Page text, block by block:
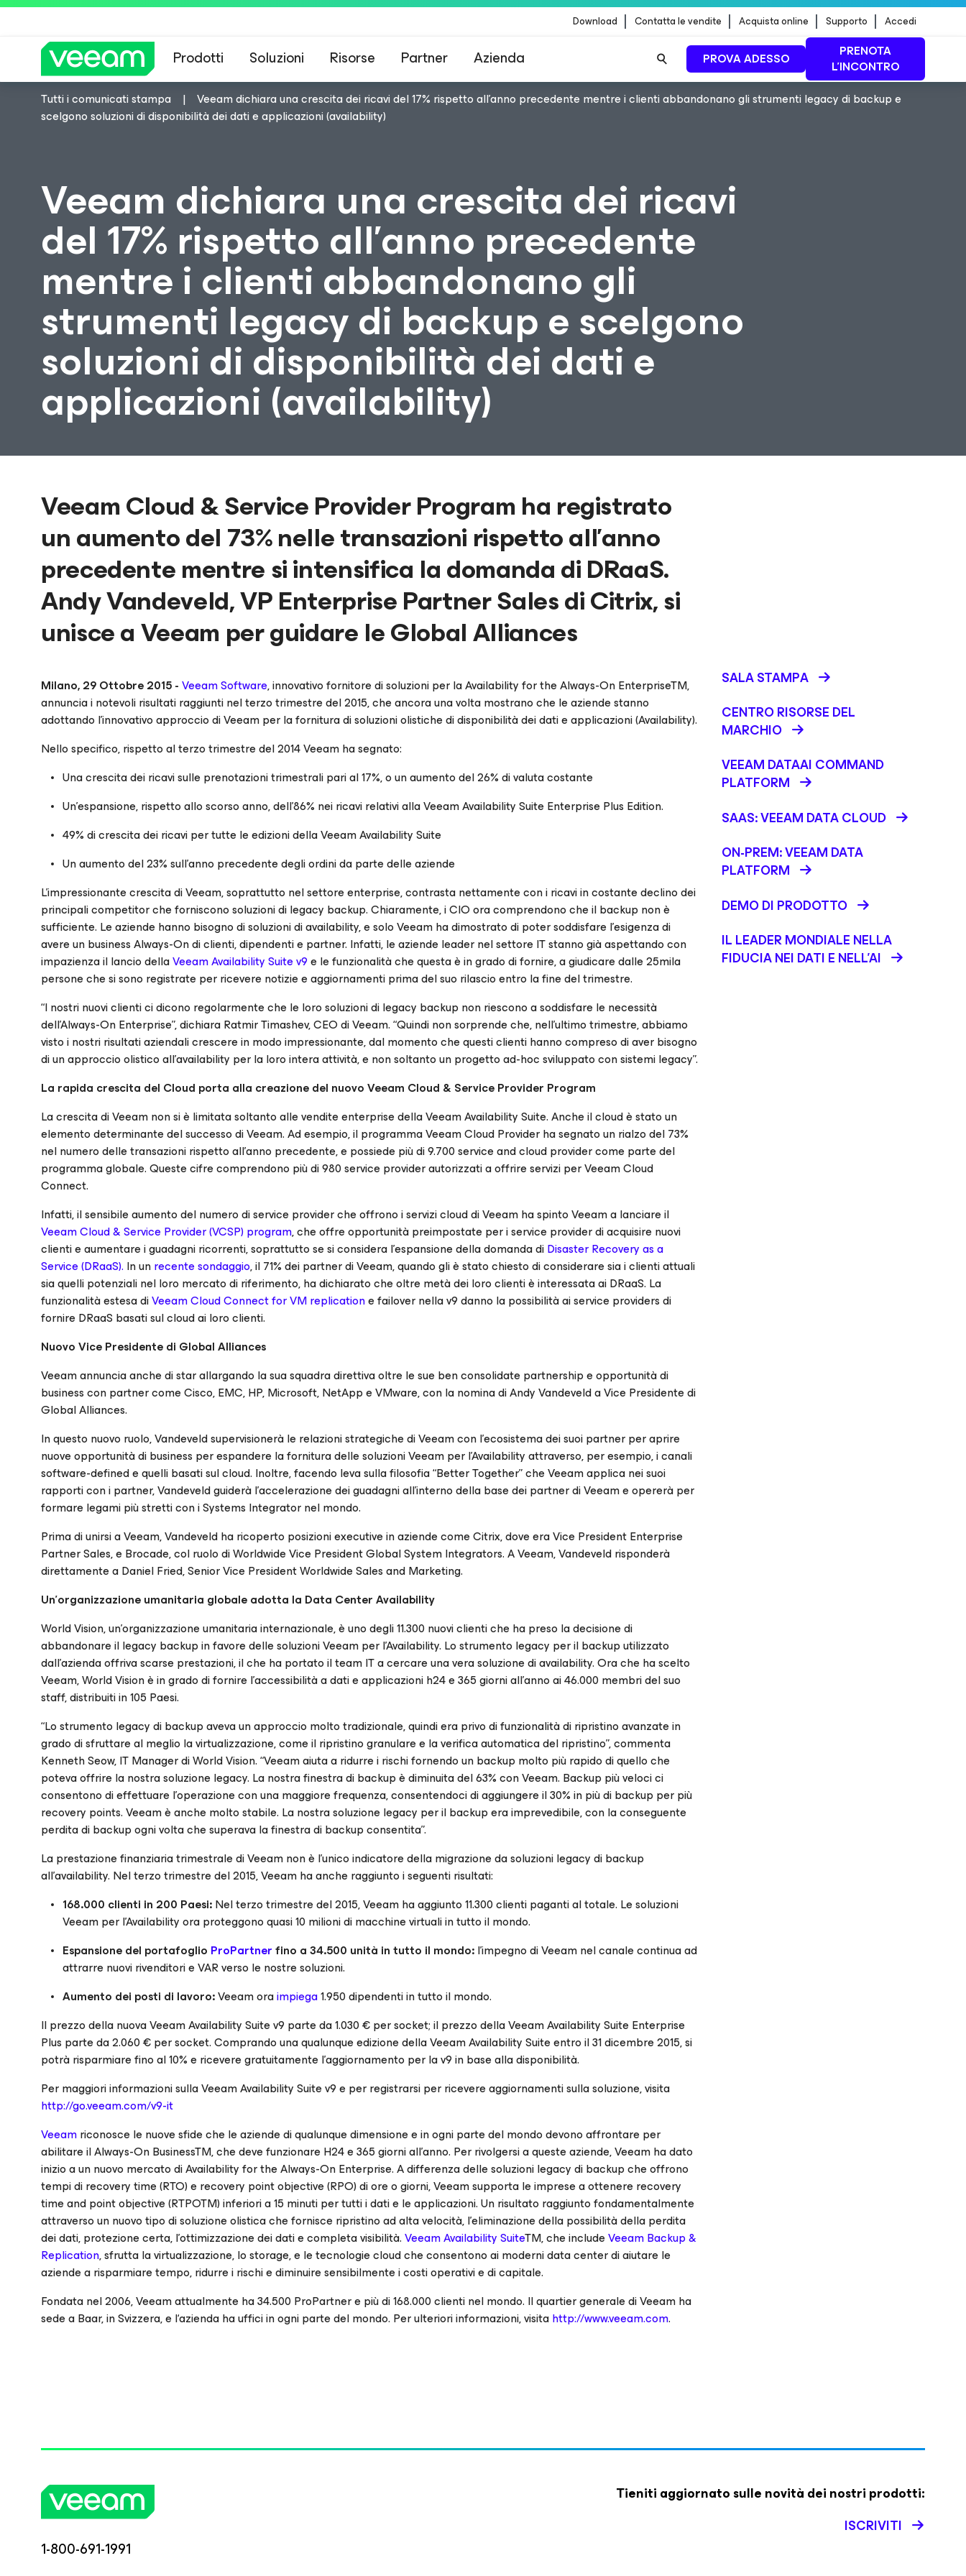
Download Contatta le vendite Acquista online Supporto Accedi
Prodotti Soluzioni Risorse Partner Azienda PROVA ADESSO
PRENOTA
L'INCONTRO
Linee guida di Veeam per i clienti interessati dall'aggiornamento dei
Tutti i comunicati stampa
Veeam dichiara una crescita dei ricavi del 17% rispetto all’anno precedente mentre i clienti abbandonano gli strumenti legacy di backup e
scelgono soluzioni di disponibilità dei dati e applicazioni (availability)
Veeam dichiara una crescita dei ricavi
del 17% rispetto all’anno precedente
mentre i clienti abbandonano gli
strumenti legacy di backup e scelgono
soluzioni di disponibilità dei dati e
applicazioni (availability)
Veeam Cloud & Service Provider Program ha registrato
un aumento del 73% nelle transazioni rispetto all’anno
precedente mentre si intensifica la domanda di DRaaS.
Andy Vandeveld, VP Enterprise Partner Sales di Citrix, si
unisce a Veeam per guidare le Global Alliances
Milano, 29 Ottobre 2015 -Veeam Software, innovativo fornitore di soluzioni per la Availability for the Always-On EnterpriseTM,
annuncia i notevoli risultati raggiunti nel terzo trimestre del 2015, che ancora una volta mostrano che le aziende stanno
adottando l’innovativo approccio di Veeam per la fornitura di soluzioni olistiche di disponibilità dei dati e applicazioni (Availability).
Nello specifico, rispetto al terzo trimestre del 2014 Veeam ha segnato:
Una crescita dei ricavi sulle prenotazioni trimestrali pari al 17%, o un aumento del 26% di valuta costante
Un’espansione, rispetto allo scorso anno, dell’86% nei ricavi relativi alla Veeam Availability Suite Enterprise Plus Edition.
49% di crescita dei ricavi per tutte le edizioni della Veeam Availability Suite
Un aumento del 23% sull’anno precedente degli ordini da parte delle aziende
L’impressionante crescita di Veeam, soprattutto nel settore enterprise, contrasta nettamente con i ricavi in costante declino dei
principali competitor che forniscono soluzioni di legacy backup. Chiaramente, i CIO ora comprendono che il backup non è
sufficiente. Le aziende hanno bisogno di soluzioni di availability, e solo Veeam ha dimostrato di poter soddisfare l’esigenza di
avere un business Always-On di clienti, dipendenti e partner. Infatti, le aziende leader nel settore IT stanno già aspettando con
impazienza il lancio dellaVeeam Availability Suite v9e le funzionalità che questa è in grado di fornire, a giudicare dalle 25mila
persone che si sono registrate per ricevere notizie e aggiornamenti prima del suo rilascio entro la fine del trimestre.
“I nostri nuovi clienti ci dicono regolarmente che le loro soluzioni di legacy backup non riescono a soddisfare le necessità
dell’Always-On Enterprise”, dichiara Ratmir Timashev, CEO di Veeam. “Quindi non sorprende che, nell’ultimo trimestre, abbiamo
visto i nostri risultati aziendali crescere in modo impressionante, dal momento che questi clienti hanno compreso di aver bisogno
di un approccio olistico all’availability per la loro intera attività, e non soltanto un progetto ad-hoc sviluppato con sistemi legacy”.
La rapida crescita del Cloud porta alla creazione del nuovo Veeam Cloud & Service Provider Program
La crescita di Veeam non si è limitata soltanto alle vendite enterprise della Veeam Availability Suite. Anche il cloud è stato un
elemento determinante del successo di Veeam. Ad esempio, il programma Veeam Cloud Provider ha segnato un rialzo del 73%
nel numero delle transazioni rispetto all’anno precedente, e possiede più di 9.700 service and cloud provider come parte del
programma globale. Queste cifre comprendono più di 980 service provider autorizzati a offrire servizi per Veeam Cloud
Connect.
Infatti, il sensibile aumento del numero di service provider che offrono i servizi cloud di Veeam ha spinto Veeam a lanciare il
Veeam Cloud & Service Provider (VCSP) program, che offre opportunità preimpostate per i service provider di acquisire nuovi
clienti e aumentare i guadagni ricorrenti, soprattutto se si considera l’espansione della domanda diDisaster Recovery as a
Service (DRaaS). In unrecente sondaggio, il 71% dei partner di Veeam, quando gli è stato chiesto di considerare sia i clienti attuali
sia quelli potenziali nel loro mercato di riferimento, ha dichiarato che oltre metà dei loro clienti è interessata ai DRaaS. La
funzionalità estesa diVeeam Cloud Connect for VM replicatione failover nella v9 danno la possibilità ai service providers di
fornire DRaaS basati sul cloud ai loro clienti.
Nuovo Vice Presidente di Global Alliances
Veeam annuncia anche di star allargando la sua squadra direttiva oltre le sue ben consolidate partnership e opportunità di
business con partner come Cisco, EMC, HP, Microsoft, NetApp e VMware, con la nomina di Andy Vandeveld a Vice Presidente di
Global Alliances.
In questo nuovo ruolo, Vandeveld supervisionerà le relazioni strategiche di Veeam con l’ecosistema dei suoi partner per aprire
nuove opportunità di business per espandere la fornitura delle soluzioni Veeam per l’Availability attraverso, per esempio, i canali
software-defined e quelli basati sul cloud. Inoltre, facendo leva sulla filosofia “Better Together” che Veeam applica nei suoi
rapporti con i partner, Vandeveld guiderà l’accelerazione dei guadagni all’interno della base dei partner di Veeam e opererà per
formare legami più stretti con i Systems Integrator nel mondo.
Prima di unirsi a Veeam, Vandeveld ha ricoperto posizioni executive in aziende come Citrix, dove era Vice President Enterprise
Partner Sales, e Brocade, col ruolo di Worldwide Vice President Global System Integrators. A Veeam, Vandeveld risponderà
direttamente a Daniel Fried, Senior Vice President Worldwide Sales and Marketing.
Un’organizzazione umanitaria globale adotta la Data Center Availability
World Vision, un’organizzazione umanitaria internazionale, è uno degli 11.300 nuovi clienti che ha preso la decisione di
abbandonare il legacy backup in favore delle soluzioni Veeam per l’Availability. Lo strumento legacy per il backup utilizzato
dall’azienda offriva scarse prestazioni, il che ha portato il team IT a cercare una vera soluzione di availability. Ora che ha scelto
Veeam, World Vision è in grado di fornire l’accessibilità a dati e applicazioni h24 e 365 giorni all’anno ai 46.000 membri del suo
staff, distribuiti in 105 Paesi.
“Lo strumento legacy di backup aveva un approccio molto tradizionale, quindi era privo di funzionalità di ripristino avanzate in
grado di sfruttare al meglio la virtualizzazione, come il ripristino granulare e la verifica automatica del ripristino”, commenta
Kenneth Seow, IT Manager di World Vision. “Veeam aiuta a ridurre i rischi fornendo un backup molto più rapido di quello che
poteva offrire la nostra soluzione legacy. La nostra finestra di backup è diminuita del 63% con Veeam. Backup più veloci ci
consentono di effettuare l’operazione con una maggiore frequenza, consentendoci di aggiungere il 30% in più di backup per più
recovery points. Veeam è anche molto stabile. La nostra soluzione legacy per il backup era imprevedibile, con la conseguente
perdita di backup ogni volta che superava la finestra di backup consentita”.
La prestazione finanziaria trimestrale di Veeam non è l’unico indicatore della migrazione da soluzioni legacy di backup
all’availability. Nel terzo trimestre del 2015, Veeam ha anche raggiunto i seguenti risultati:
168.000 clienti in 200 Paesi:Nel terzo trimestre del 2015, Veeam ha aggiunto 11.300 clienti paganti al totale. Le soluzioni
Veeam per l’Availability ora proteggono quasi 10 milioni di macchine virtuali in tutto il mondo.
Espansione del portafoglio ProPartnerfino a 34.500 unità in tutto il mondo:l’impegno di Veeam nel canale continua ad
attrarre nuovi rivenditori e VAR verso le nostre soluzioni.
Aumento dei posti di lavoro:Veeam oraimpiega1.950 dipendenti in tutto il mondo.
Il prezzo della nuova Veeam Availability Suite v9 parte da 1.030 € per socket; il prezzo della Veeam Availability Suite Enterprise
Plus parte da 2.060 € per socket. Comprando una qualunque edizione della Veeam Availability Suite entro il 31 dicembre 2015, si
potrà risparmiare fino al 10% e ricevere gratuitamente l’aggiornamento per la v9 in base alla disponibilità.
Per maggiori informazioni sulla Veeam Availability Suite v9 e per registrarsi per ricevere aggiornamenti sulla soluzione, visita
http://go.veeam.com/v9-it
Veeamriconosce le nuove sfide che le aziende di qualunque dimensione e in ogni parte del mondo devono affrontare per
abilitare il Always-On BusinessTM, che deve funzionare H24 e 365 giorni all’anno. Per rivolgersi a queste aziende, Veeam ha dato
inizio a un nuovo mercato diAvailability for the Always-On Enterprise. A differenza delle soluzioni legacy di backup che offrono
tempi di recovery time (RTO) e recovery point objective (RPO) di ore o giorni, Veeam supporta le imprese a ottenere recovery
time and point objective (RTPOTM) inferiori a 15 minuti per tutti i dati e le applicazioni. Un risultato raggiunto fondamentalmente
attraverso un nuovo tipo di soluzione olistica che fornisce ripristino ad alta velocità, l’eliminazione della possibilità della perdita
dei dati, protezione certa, l’ottimizzazione dei dati e completa visibilità.Veeam Availability SuiteTM, che includeVeeam Backup &
Replication, sfrutta la virtualizzazione, lo storage, e le tecnologie cloud che consentono ai moderni data center di aiutare le
aziende a risparmiare tempo, ridurre i rischi e diminuire sensibilmente i costi operativi e di capitale.
Fondata nel 2006, Veeam attualmente ha 34.500 ProPartner e più di 168.000 clienti nel mondo. Il quartier generale di Veeam ha
sede a Baar, in Svizzera, e l‘azienda ha uffici in ogni parte del mondo. Per ulteriori informazioni, visitahttp://www.veeam.com.
SALA STAMPA
CENTRO RISORSE DEL
MARCHIO
VEEAM DATAAI COMMAND
PLATFORM
SAAS: VEEAM DATA CLOUD
ON-PREM: VEEAM DATA
PLATFORM
DEMO DI PRODOTTO
IL LEADER MONDIALE NELLA
FIDUCIA NEI DATI E NELL’AI
1-800-691-1991
Tieniti aggiornato sulle novità dei nostri prodotti:
ISCRIVITI